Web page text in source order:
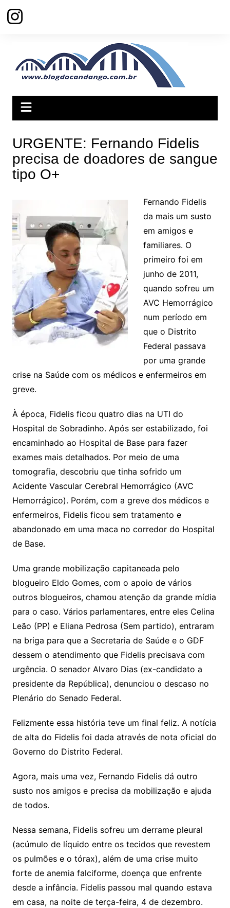
para
URGENTE: Fernando Fidelis
precisa de doadores de sangue
tipo O+
Fernando Fidelis
da mais um susto
em amigos e
familiares. O
primeiro foi em
junho de 2011,
quando sofreu um
AVC Hemorrágico
num período em
que o Distrito
Federal passava
por uma grande
crise na Saúde com os médicos e enfermeiros em
greve.
À época, Fidelis ficou quatro dias na UTI do
Hospital de Sobradinho. Após ser estabilizado, foi
encaminhado ao Hospital de Base para fazer
exames mais detalhados. Por meio de uma
tomografia, descobriu que tinha sofrido um
Acidente Vascular Cerebral Hemorrágico (AVC
Hemorrágico). Porém, com a greve dos médicos e
enfermeiros, Fidelis ficou sem tratamento e
abandonado em uma maca no corredor do Hospital
de Base.
Uma grande mobilização capitaneada pelo
blogueiro Eldo Gomes, com o apoio de vários
outros blogueiros, chamou atenção da grande mídia
para o caso. Vários parlamentares, entre eles Celina
Leão (PP) e Eliana Pedrosa (Sem partido), entraram
na briga para que a Secretaria de Saúde e o GDF
dessem o atendimento que Fidelis precisava com
urgência. O senador Alvaro Dias (ex-candidato a
presidente da República), denunciou o descaso no
Plenário do Senado Federal.
Felizmente essa história teve um final feliz. A notícia
de alta do Fidelis foi dada através de nota oficial do
Governo do Distrito Federal.
Agora, mais uma vez, Fernando Fidelis dá outro
susto nos amigos e precisa da mobilização e ajuda
de todos.
Nessa semana, Fidelis sofreu um derrame pleural
(acúmulo de líquido entre os tecidos que revestem
os pulmões e o tórax), além de uma crise muito
forte de anemia falciforme, doença que enfrente
desde a infância. Fidelis passou mal quando estava
em casa, na noite de terça-feira, 4 de dezembro.